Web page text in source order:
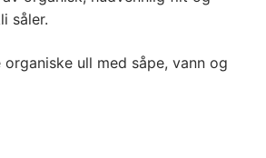
såler.
ull med såpe, vann og